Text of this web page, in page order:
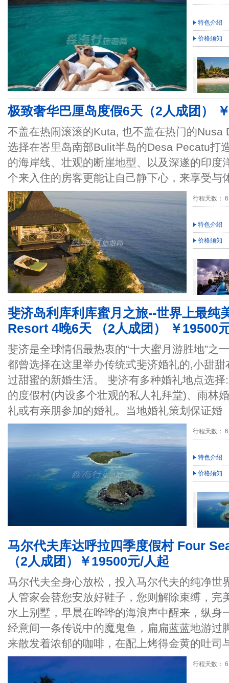
特色介绍
价格须知
极致奢华巴厘岛度假6天（2人成团）
不盖在热闹滚滚的Kuta, 也不盖在热门的
选择在峇里岛南部Bulit半岛的Desa Pecatu打
的海岸线、壮观的断崖地型、以及深遂的印度
个来入住的房客更能让自己静下心，来享受与
行程天数：
特色介绍
价格须知
斐济岛利库利库蜜月之旅--世界上最
Resort 4晚6天 （2人成团） ￥19500
斐济是全球情侣最热衷的“十大蜜月游胜地”之
都曾选择在这里举办传统式斐济婚礼的,小甜
过甜蜜的新婚生活。 斐济有多种婚礼地点选
的度假村(内设多个壮观的私人礼拜堂)、雨林
礼或有亲朋参加的婚礼。当地婚礼策划保证婚
行程天数：
特色介绍
价格须知
马尔代夫库达呼拉四季度假村 Four
（2人成团）￥19500元/人起
马尔代夫全身心放松，投入马尔代夫的纯净世
人管家会替您安放好鞋子，您则解除束缚，完
水上别墅，早晨在哗哗的海浪声中醒来，纵身
经意间一条传说中的魔鬼鱼，扁扁蓝蓝地游过
来散发着浓郁的咖啡，在配上烤得金黄的吐司
行程天数：